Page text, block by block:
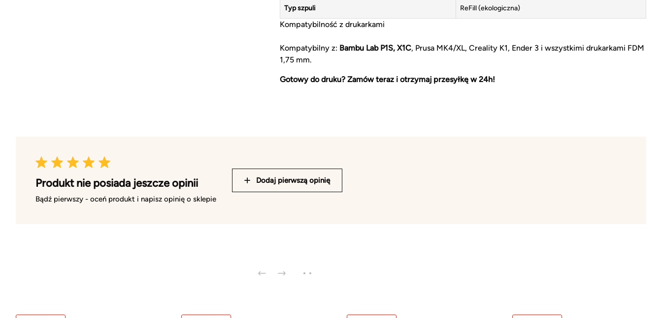
Typ szpuli ReFill (ekologiczna)
Kompatybilność z drukarkami
Kompatybilny z: Bambu Lab P1S, X1C, Prusa MK4/XL, Creality K1, Ender 3 i wszystkimi drukarkami FDM
1,75 mm.
Gotowy do druku? Zamów teraz i otrzymaj przesyłkę w 24h!
Produkt nie posiada jeszcze opinii
Bądź pierwszy - oceń produkt i napisz opinię o sklepie
Dodaj pierwszą opinię